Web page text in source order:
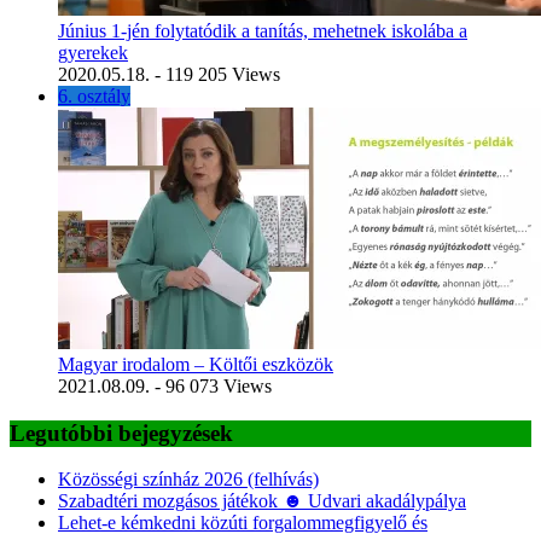
Június 1-jén folytatódik a tanítás, mehetnek iskolába a
gyerekek
2020.05.18. - 119 205 Views
6. osztály
Magyar irodalom – Költői eszközök
2021.08.09. - 96 073 Views
Legutóbbi bejegyzések
Közösségi színház 2026 (felhívás)
Szabadtéri mozgásos játékok ☻ Udvari akadálypálya
Lehet-e kémkedni közúti forgalommegfigyelő és